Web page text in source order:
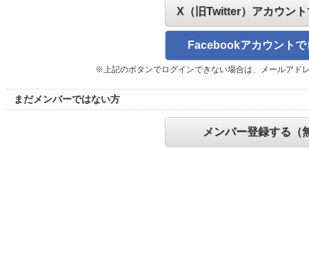
X（旧Twitter）アカウン
Facebookアカウントで
※上記のボタンでログインできない場合は、メールアド
まだメンバーではない方
メンバー登録する（